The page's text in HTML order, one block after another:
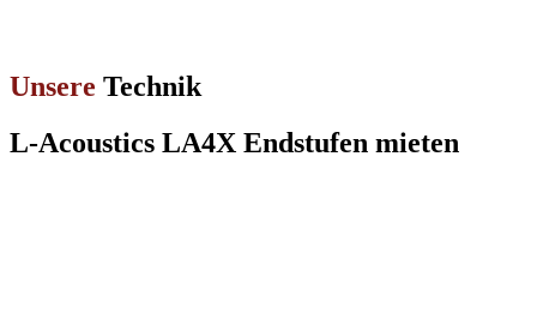
Unsere Technik
L-Acoustics LA4X Endstufen mieten